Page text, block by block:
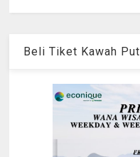
Beli Tiket Kawah